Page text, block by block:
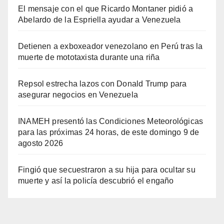
El mensaje con el que Ricardo Montaner pidió a
Abelardo de la Espriella ayudar a Venezuela
Detienen a exboxeador venezolano en Perú tras la
muerte de mototaxista durante una riña
Repsol estrecha lazos con Donald Trump para
asegurar negocios en Venezuela
INAMEH presentó las Condiciones Meteorológicas
para las próximas 24 horas, de este domingo 9 de
agosto 2026
Fingió que secuestraron a su hija para ocultar su
muerte y así la policía descubrió el engaño